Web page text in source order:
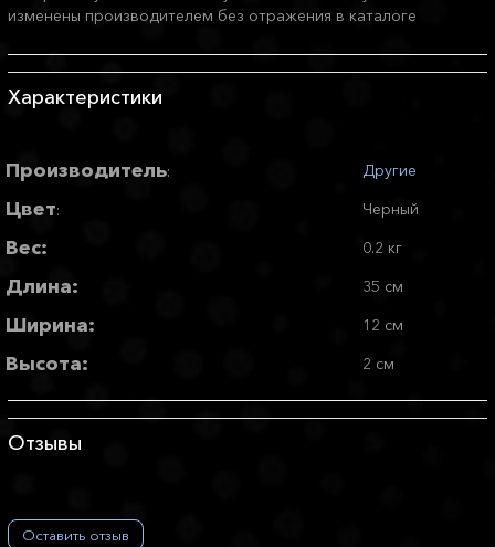
изменены производителем без отражения в каталоге
Характеристики
Производитель: Другие
Цвет: Черный
Вес: 0.2 кг
Длина: 35 см
Ширина: 12 см
Высота: 2 см
Отзывы
Оставить отзыв